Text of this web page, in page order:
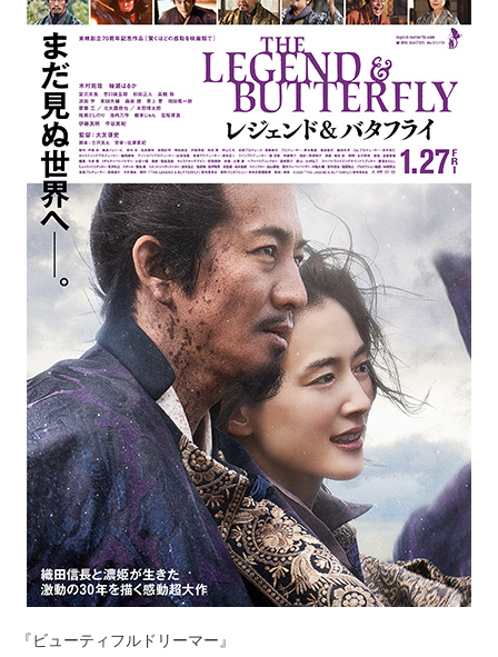
『ビューティフルドリーマー』